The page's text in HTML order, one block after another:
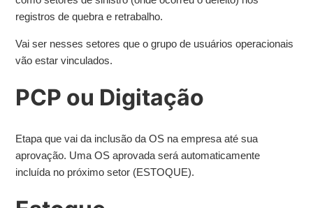
registros de quebra e retrabalho.
Vai ser nesses setores que o grupo de usuários operacionais
vão estar vinculados.
PCP ou Digitação
Etapa que vai da inclusão da OS na empresa até sua
aprovação. Uma OS aprovada será automaticamente
incluída no próximo setor (ESTOQUE).